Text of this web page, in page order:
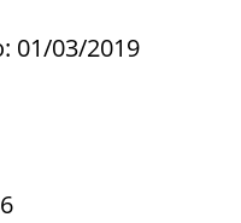
01/03/2019